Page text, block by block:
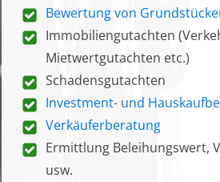
Bewertung von
Immobiliengutachten
Mietwertgutachten etc.)
Schadensgutachten
Investment- und
Verkäuferberatung
Ermittlung Beleihungswert,
usw.